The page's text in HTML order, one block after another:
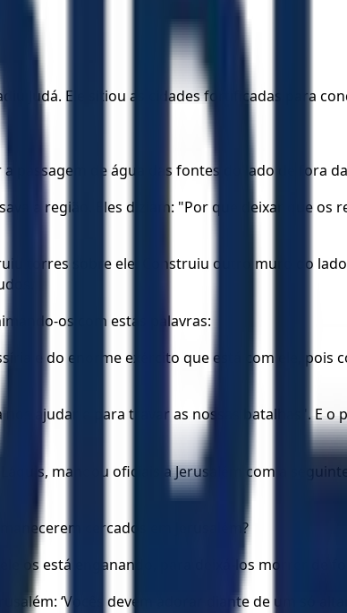
Judá. Ele sitiou as cidades fortificadas para
de água das fontes do lado de fora
a região. Eles diziam: "Por que deixar que os
torres sobre ele. Construiu outro muro do
os com estas palavras:
e do enorme exército que está com ele, pois
ajudar e para travar as nossas batalhas". E o
mandou oficiais a Jerusalém com a
cercados em Jerusalém?
os está enganando, para deixá-los morrer de
‘Vocês devem adorar diante de um só